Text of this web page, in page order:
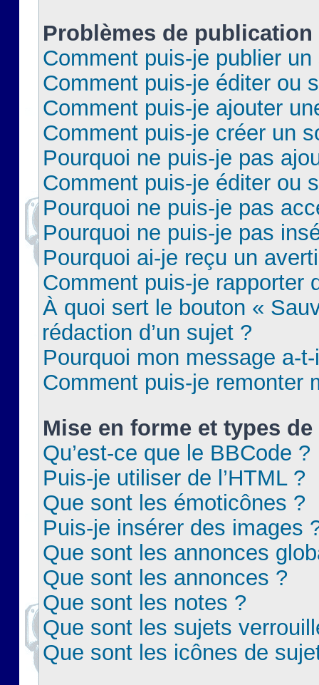
Problèmes de publication
Comment puis-je publier
Comment puis-je éditer ou
Comment puis-je ajouter
Comment puis-je créer un
Pourquoi ne puis-je pas
Comment puis-je éditer ou
Pourquoi ne puis-je pas
Pourquoi ne puis-je pas
Pourquoi ai-je reçu un
Comment puis-je rapporter
À quoi sert le bouton «
rédaction d’un sujet ?
Pourquoi mon message a-
Comment puis-je remonter
Mise en forme et types
Qu’est-ce que le BBCode ?
Puis-je utiliser de l’HTML ?
Que sont les émoticônes ?
Puis-je insérer des images
Que sont les annonces
Que sont les annonces ?
Que sont les notes ?
Que sont les sujets
Que sont les icônes de